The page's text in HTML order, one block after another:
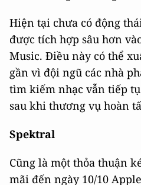
Hiện tại chưa có động
được tích hợp sâu hơn
Music. Điều này có thể
gần vì đội ngũ các nhà
tìm kiếm nhạc vẫn tiếp
sau khi thương vụ hoàn
Spektral
Cũng là một thỏa thuận
mãi đến ngày 10/10